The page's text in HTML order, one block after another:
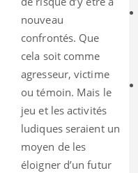
nouveau
confrontés. Que
cela soit comme
agresseur, victime
ou témoin. Mais le
jeu et les activités
ludiques seraient un
moyen de les
éloigner d’un futur